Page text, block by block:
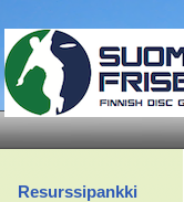
Resurssipankki